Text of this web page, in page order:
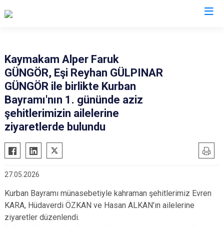
Ahmetli
Akhisar
Alaşehir
Demirci
Gölmarmara
Gördes
Kırkağaç
Kula
Salihli
Sarıgöl
Saruhanlı
Kaymakam Alper Faruk
GÜNGÖR, Eşi Reyhan GÜLPINAR
GÜNGÖR ile birlikte Kurban
Bayramı'nın 1. gününde aziz
şehitlerimizin ailelerine
ziyaretlerde bulundu
27.05.2026
Kurban Bayramı münasebetiyle kahraman şehitlerimiz Evren
KARA, Hüdaverdi ÖZKAN ve Hasan ALKAN'ın ailelerine
ziyaretler düzenlendi.